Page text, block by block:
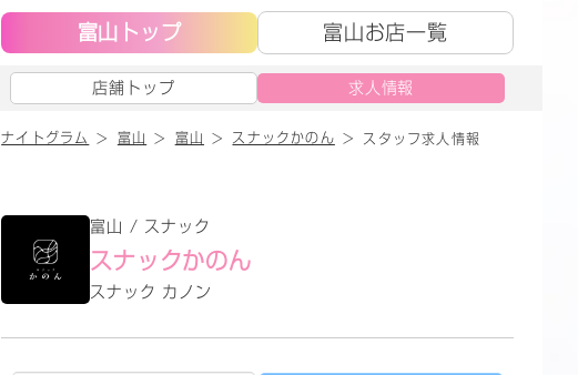
富山トップ 富山お店一覧
店舗トップ 求人情報
ナイトグラム 富山 富山 スナックかのん スタッフ求人情報
富山 / スナック
スナックかのん
スナック カノン